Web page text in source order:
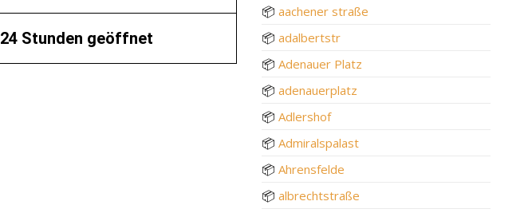
24 Stunden geöffnet
📦 aachener straße
📦 adalbertstr
📦 Adenauer Platz
📦 adenauerplatz
📦 Adlershof
📦 Admiralspalast
📦 Ahrensfelde
📦 albrechtstraße